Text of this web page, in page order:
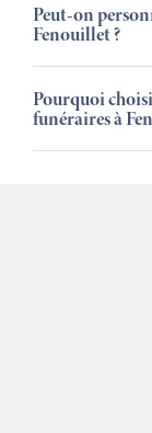
Peut-on
Fenouillet ?
Pourquoi
funéraires à